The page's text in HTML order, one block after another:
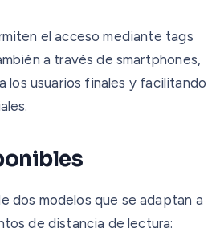
el acceso mediante tags
a través de smartphones,
los usuarios finales y facilitando
dos modelos que se adaptan a
de distancia de lectura: